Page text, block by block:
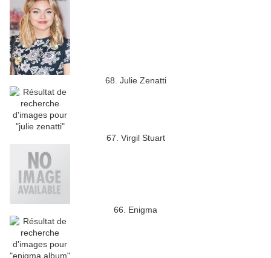
68. Julie Zenatti
67. Virgil Stuart
66. Enigma